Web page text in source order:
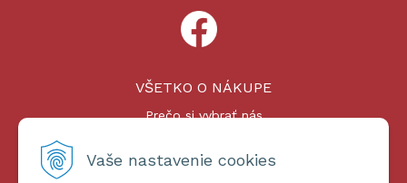
Vaše nastavenie cookies
VŠETKO O NÁKUPE
Prečo si vybrať nás
Platby a doprava